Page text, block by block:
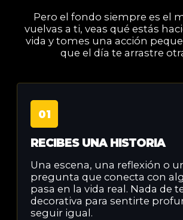
Pero el fondo siempre es el
vuelvas a ti, veas qué estás
vida y tomes una acción
que el día te arrastre
01
RECIBES UNA HISTORIA
Una escena, una reflexión o
pregunta que conecta con
pasa en la vida real. Nada de
decorativa para sentirte
seguir igual.